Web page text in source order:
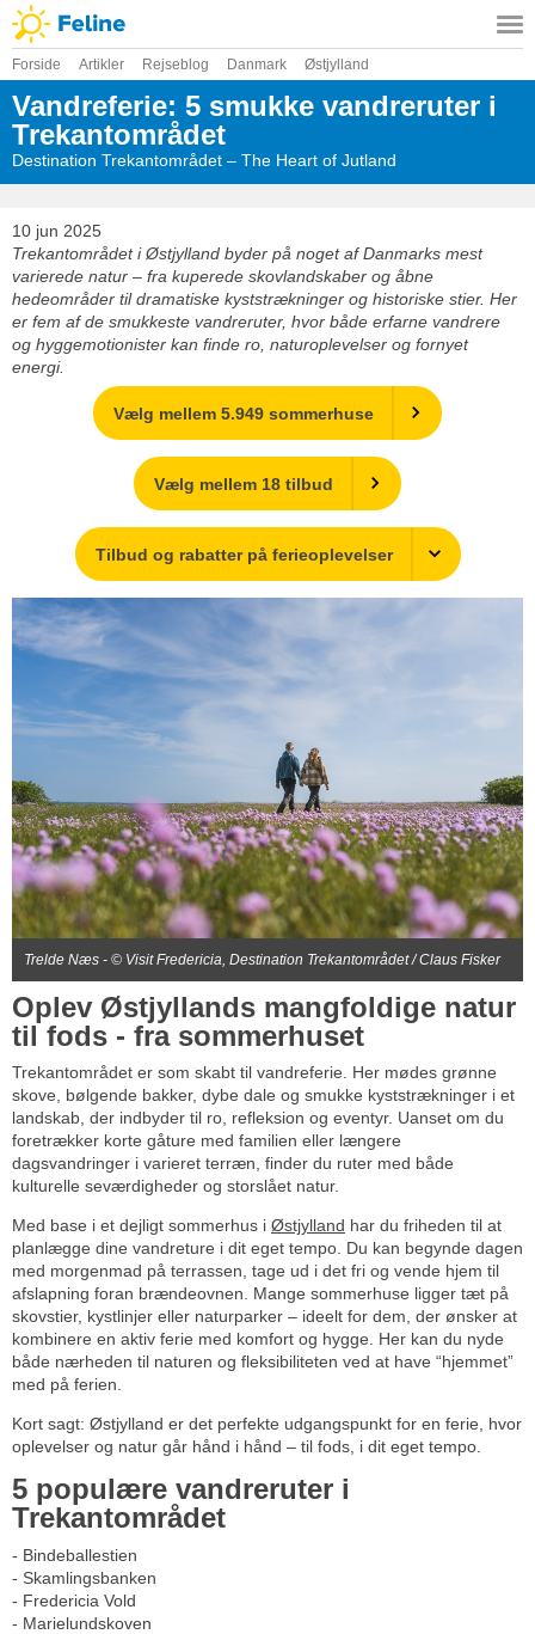
Forside Artikler Rejseblog Danmark Østjylland
Vandreferie: 5 smukke vandreruter i
Trekantområdet
Destination Trekantområdet – The Heart of Jutland
10 jun 2025
Trekantområdet i Østjylland byder på noget af Danmarks mest
varierede natur – fra kuperede skovlandskaber og åbne
hedeområder til dramatiske kyststrækninger og historiske stier. Her
er fem af de smukkeste vandreruter, hvor både erfarne vandrere
og hyggemotionister kan finde ro, naturoplevelser og fornyet
energi.
Vælg mellem 5.949 sommerhuse
Vælg mellem 18 tilbud
Tilbud og rabatter på ferieoplevelser
Trelde Næs - © Visit Fredericia, Destination Trekantområdet / Claus Fisker
Oplev Østjyllands mangfoldige natur
til fods - fra sommerhuset
Trekantområdet er som skabt til vandreferie. Her mødes grønne
skove, bølgende bakker, dybe dale og smukke kyststrækninger i et
landskab, der indbyder til ro, refleksion og eventyr. Uanset om du
foretrækker korte gåture med familien eller længere
dagsvandringer i varieret terræn, finder du ruter med både
kulturelle seværdigheder og storslået natur.
Med base i et dejligt sommerhus i Østjylland har du friheden til at
planlægge dine vandreture i dit eget tempo. Du kan begynde dagen
med morgenmad på terrassen, tage ud i det fri og vende hjem til
afslapning foran brændeovnen. Mange sommerhuse ligger tæt på
skovstier, kystlinjer eller naturparker – ideelt for dem, der ønsker at
kombinere en aktiv ferie med komfort og hygge. Her kan du nyde
både nærheden til naturen og fleksibiliteten ved at have “hjemmet”
med på ferien.
Kort sagt: Østjylland er det perfekte udgangspunkt for en ferie, hvor
oplevelser og natur går hånd i hånd – til fods, i dit eget tempo.
5 populære vandreruter i
Trekantområdet
- Bindeballestien
- Skamlingsbanken
- Fredericia Vold
- Marielundskoven